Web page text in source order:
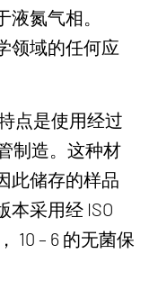
氮气相。
领域的任何应
点是使用经过
制造。这种材
此储存的样品
本采用经 ISO
10 – 6 的无菌保